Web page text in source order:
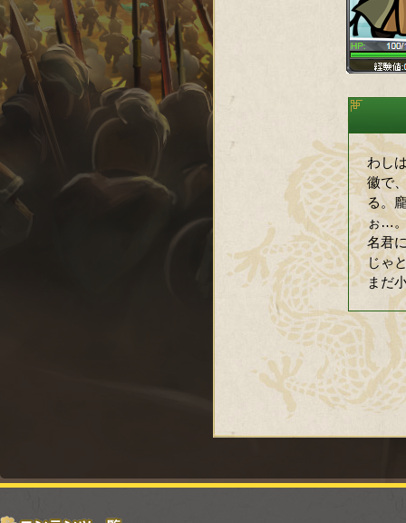
わし
徽で
る。
ぉ…。
名君
じゃ
まだ